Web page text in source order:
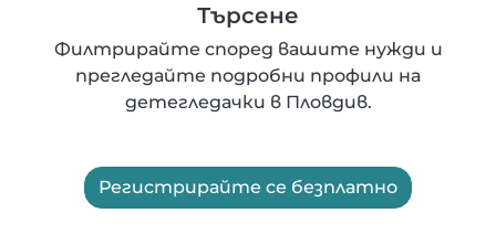
Търсене
Филтрирайте според вашите нужди и
прегледайте подробни профили на
детегледачки в Пловдив.
Регистрирайте се безплатно